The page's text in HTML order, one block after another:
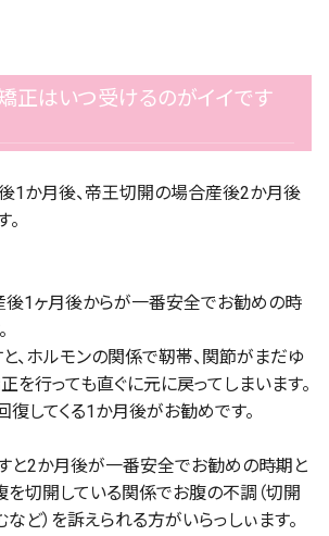
正はいつ受けるのがイイです
1か月後、帝王切開の場合産後2か月後
後1ヶ月後からが一番安全でお勧めの時
、ホルモンの関係で靭帯、関節がまだゆ
を行っても直ぐに元に戻ってしまいます。
してくる1か月後がお勧めです。
と2か月後が一番安全でお勧めの時期と
を切開している関係でお腹の不調（切開
ど）を訴えられる方がいらっしぃます。